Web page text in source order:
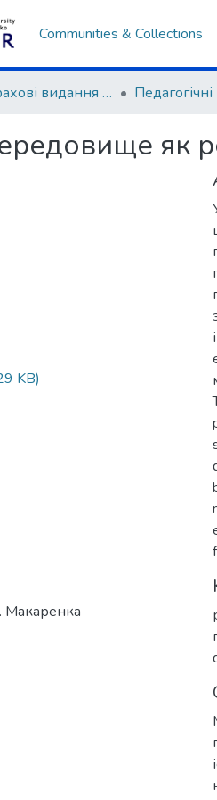
Communities & Collections
Наукові фахові видання СумДПУ
як
KB)
Макаренка